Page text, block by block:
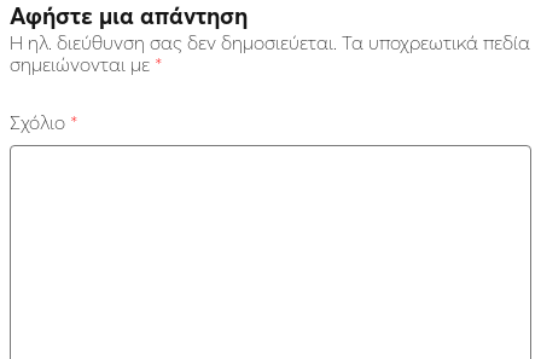
Αφήστε μια απάντηση
Η ηλ. διεύθυνση σας δεν δημοσιεύεται. Τα υποχρεωτικά πεδία
σημειώνονται με *
Σχόλιο *